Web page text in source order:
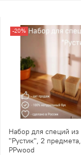
-20%
Набор для специй из
"Рустик", 2 предмета,
PPwood